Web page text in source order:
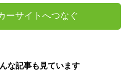
ーサイトへつなぐ
な記事も見ています